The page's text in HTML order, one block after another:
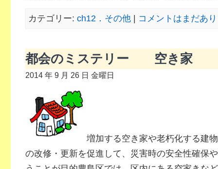
カテゴリー: ch12．その他| コメントはまだあ
都会のミステリー 空き家
2014 年 9 月 26 日 金曜日
増加する空き家や老朽化する建
の改修・更新を促進して、災害時の安全性確保